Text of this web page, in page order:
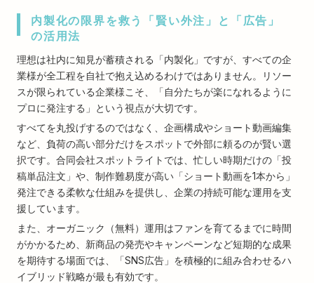
内製化の限界を救う「賢い外注」と「広告」
の活用法
理想は社内に知見が蓄積される「内製化」ですが、すべての企
業様が全工程を自社で抱え込めるわけではありません。リソー
スが限られている企業様こそ、「自分たちが楽になれるように
プロに発注する」という視点が大切です。
すべてを丸投げするのではなく、企画構成やショート動画編集
など、負荷の高い部分だけをスポットで外部に頼るのが賢い選
択です。合同会社スポットライトでは、忙しい時期だけの「投
稿単品注文」や、制作難易度が高い「ショート動画を1本から」
発注できる柔軟な仕組みを提供し、企業の持続可能な運用を支
援しています。
また、オーガニック（無料）運用はファンを育てるまでに時間
がかかるため、新商品の発売やキャンペーンなど短期的な成果
を期待する場面では、「SNS広告」を積極的に組み合わせるハ
イブリッド戦略が最も有効です。